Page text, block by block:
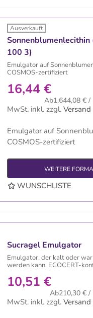
Ausverkauft
Sonnenblumenlecithin
100 3)
Emulgator auf
COSMOS-zertifiziert
16,44 €
Ab1.644,08 € /
MwSt. inkl. zzgl. Versand
Emulgator auf
COSMOS-zertifiziert
WEITERE
WUNSCHLISTE
Sucragel Emulgator
Emulgator, der kalt oder
werden kann. ECOCERT-
10,51 €
Ab210,30 € /
MwSt. inkl. zzgl. Versand